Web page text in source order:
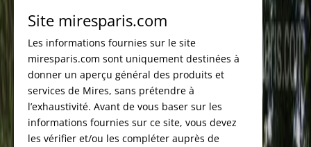
Site miresparis.com
Les informations fournies sur le site
miresparis.com sont uniquement destinées à
donner un aperçu général des produits et
services de Mires, sans prétendre à
l’exhaustivité. Avant de vous baser sur les
informations fournies sur ce site, vous devez
les vérifier et/ou les compléter auprès de